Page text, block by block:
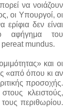
να νοιάζουν
οι Υπουργοί, οι
ερίφια δεν είναι
αφήγημα του
pereat mundus.
και οι
«από όπου κι αν
προσοχής.
κλειστούς,
περιθωρίου.